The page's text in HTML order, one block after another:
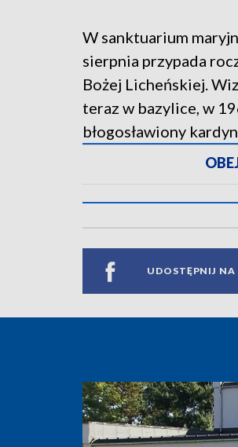
W sanktuarium
sierpnia przypada
Bożej Licheńskiej.
teraz w bazylice, w
błogosławiony
UDOSTĘPNIJ NA